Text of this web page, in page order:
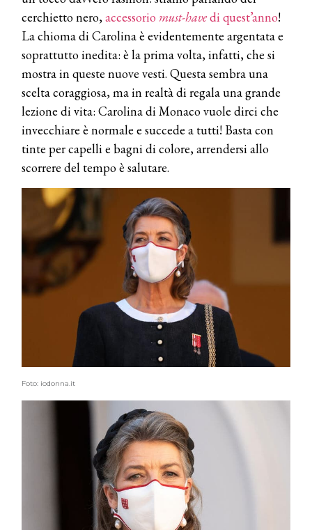
cerchietto nero,accessorio must-havedi quest’anno!
La chioma di Carolina è evidentemente argentata e
soprattutto inedita: è la prima volta, infatti, che si
mostra in queste nuove vesti. Questa sembra una
scelta coraggiosa, ma in realtà di regala una grande
lezione di vita: Carolina di Monaco vuole dirci che
invecchiare è normale e succede a tutti! Basta con
tinte per capelli e bagni di colore, arrendersi allo
scorrere del tempo è salutare.
Foto: iodonna.it